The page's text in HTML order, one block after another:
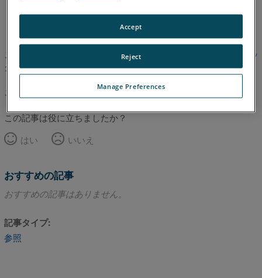
英語
この記事は翻訳されていません。英語版を見るにはここをクリッ
クしてください。
このページのトップへ
この記事は役に立ちましたか？
はい
いいえ
おすすめの記事
おすすめの記事はありません。
記事タイプ
参照
Manage Preferences
Reject
Accept